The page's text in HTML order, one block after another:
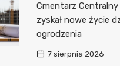
Cmentarz Centralny
zyskał nowe życie
ogrodzenia
7 sierpnia 2026